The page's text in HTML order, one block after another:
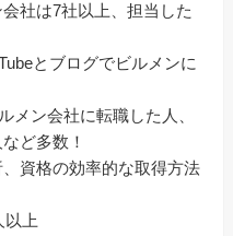
社は7社以上、担当した
とブログでビルメンに
メン会社に転職した人、
ど多数！
資格の効率的な取得方法
以上